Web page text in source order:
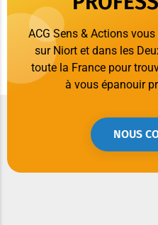
ACG Sens & Actions
sur Niort et dans les
toute la France pour
à vous épanouir
NOUS